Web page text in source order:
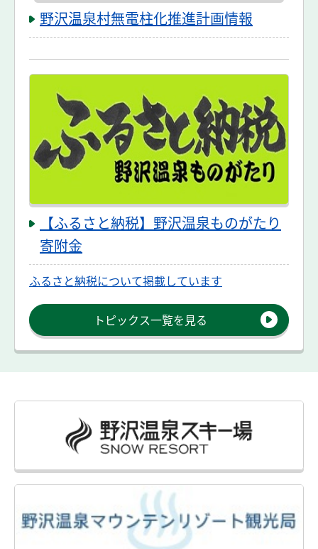
野沢温泉村無電柱化推進計画情報
【ふるさと納税】野沢温泉ものがたり
寄附金
ふるさと納税について掲載しています
トピックス一覧を見る